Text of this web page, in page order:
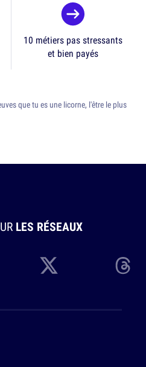
10 métiers pas stressants
et bien payés
que tu es une licorne, l'être le plus
LES RÉSEAUX